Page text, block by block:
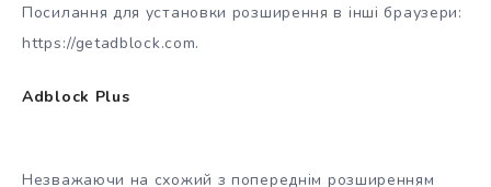
Посилання для установки розширення в інші браузери:
https://getadblock.com.
Adblock Plus
Незважаючи на схожий з попереднім розширенням